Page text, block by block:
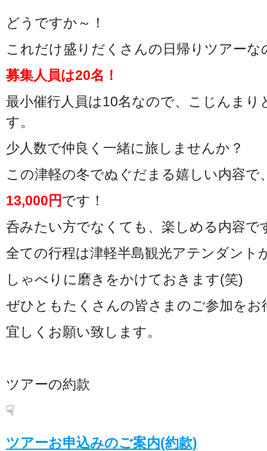
どうですか～！
これだけ盛りだくさんの日帰りツアーな
募集人員は20名！
最小催行人員は10名なので、こじんま
す。
少人数で仲良く一緒に旅しませんか？
この津軽の冬でぬぐだまる嬉しい内容で
13,000円です！
呑みたい方でなくても、楽しめる内容で
全ての行程は津軽半島観光アテンダント
しゃべりに磨きをかけておきます(笑)
ぜひともたくさんの皆さまのご参加を
宜しくお願い致します。
ツアーの約款
☟
ツアーお申込みのご案内(約款)